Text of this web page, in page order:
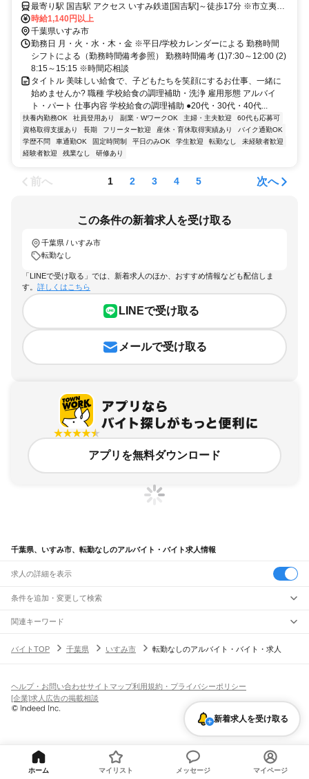
最寄り駅 国吉駅 アクセス いすみ鉄道[国吉駅]～徒歩17分 ※市立夷隅
保育所近く
時給1,140円以上
千葉県いすみ市
勤務日 月・火・水・木・金 ※平日/学校カレンダーによる 勤務時間
シフトによる（勤務時間備考参照） 勤務時間備考 (1)7:30～12:00 (2)
8:15～15:15 ※時間応相談
タイトル 美味しい給食で、子どもたちを笑顔にするお仕事、一緒に
始めませんか? 職種 学校給食の調理補助・洗浄 雇用形態 アルバイ
ト・パート 仕事内容 学校給食の調理補助 ●20代・30代・40代...
扶養内勤務OK 社員登用あり 副業・WワークOK 主婦・主夫歓迎
60代も応募可
資格取得支援あり
長期 フリーター歓迎 産休・育休取得実績あり
バイク通勤OK
学歴不問
車通勤OK 固定時間制 平日のみOK 学生歓迎 転勤なし
未経験者歓迎
経験者歓迎
残業なし 研修あり
前へ 1 2 3 4 5 次へ
この条件の新着求人を受け取る
千葉県 / いすみ市
転勤なし
「LINEで受け取る」では、新着求人のほか、おすすめ情報なども配信しま
す。 詳しくはこちら
LINEで受け取る
メールで受け取る
アプリを無料ダウンロード
千葉県、いすみ市、転勤なしのアルバイト・バイト求人情報
求人の詳細を表示
条件を追加・変更して検索
市区町村を追加・変更
千葉県すべて
銚子市市川市船橋市館山市木更津市松戸市野田市茂原市成田市佐倉市
旭市習志野市柏市勝浦市 我孫子市鴨川市鎌ケ谷市
印西市 白井市富里市 南房総市
印旛郡 香取郡
駅を追加・変更
南流山駅新松戸駅 新八柱駅 東松戸駅市川大野駅船橋法典駅 西船橋駅
JR中央・総武線
市川駅 本八幡駅 東船橋駅 津田沼駅 幕張本郷駅
市川駅船橋駅 稲毛駅千葉駅 都賀駅四街道駅
佐倉駅
南酒々井駅
日向駅 横芝駅 干潟駅
飯岡駅 倉橋駅 松岸駅 銚子駅
飲食・フードサービス
飲食・フードサービス
ホールスタッフ
皿洗い・洗い場精肉・鮮魚加工
バー（BAR）・バーテンダー
飲食店（店長・マネージャー）
営業・販売
営業 テレフォンアポインター（テレアポ） ルートセールス
アパレル 家電量販店・携帯販売（携帯ショップ）
特徴を追加・変更
人気
髪型・髪色自由ひげOKネイルOK
留学生・外国人活躍中
短期
単発・1日OK
期間限定（春夏冬休み等）
シフト
契約社員
派遣社員
関連キーワード
千葉県 転勤なし タウンワーク社員
宮城県 転勤なし 上杉イオン
バイトTOP 千葉県 いすみ市 転勤なしのアルバイト・バイト・求人
新着求人を受け取る
ヘルプ・お問い合わせサイトマップ利用規約・プライバシーポリシー
[企業]求人広告の掲載相談
ホーム マイリスト メッセージ マイページ